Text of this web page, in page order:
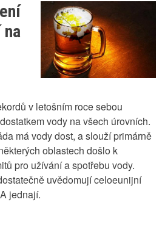
v letošním roce sebou
vody na všech úrovních.
má vody dost, a slouží primárně
oblastech došlo k
pro užívání a spotřebu vody.
uvědomují celoeunijní
jednají.